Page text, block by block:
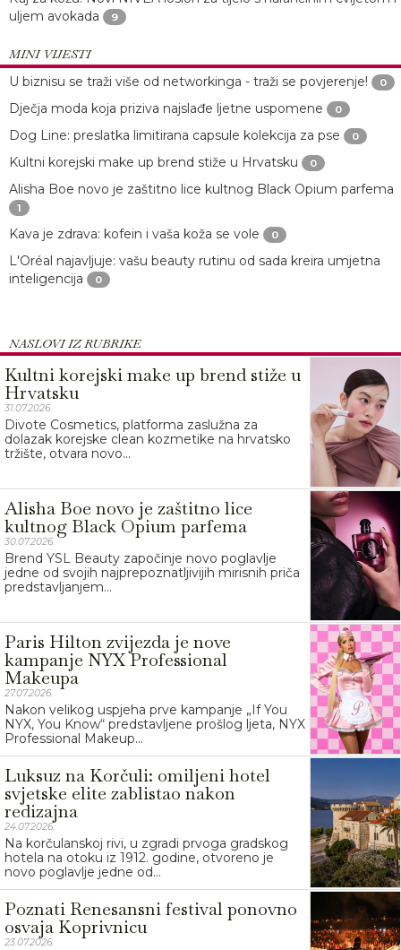
uljem avokada
9
MINI VIJESTI
U biznisu se traži više od networkinga - traži se povjerenje!
0
Dječja moda koja priziva najslađe ljetne uspomene 0
Dog Line: preslatka limitirana capsule kolekcija za pse 0
Kultni korejski make up brend stiže u Hrvatsku 0
Alisha Boe novo je zaštitno lice kultnog Black Opium parfema
1
Kava je zdrava: kofein i vaša koža se vole 0
L'Oréal najavljuje: vašu beauty rutinu od sada kreira umjetna
inteligencija
0
NASLOVI IZ RUBRIKE
Kultni korejski make up brend stiže u
Hrvatsku
31.07.2026.
Divote Cosmetics, platforma zaslužna za
dolazak korejske clean kozmetike na hrvatsko
tržište, otvara novo...
Alisha Boe novo je zaštitno lice
kultnog Black Opium parfema
30.07.2026.
Brend YSL Beauty započinje novo poglavlje
jedne od svojih najprepoznatljivijih mirisnih priča
predstavljanjem...
Paris Hilton zvijezda je nove
kampanje NYX Professional
Makeupa
27.07.2026.
Nakon velikog uspjeha prve kampanje „If You
NYX, You Know“ predstavljene prošlog ljeta, NYX
Professional Makeup...
Luksuz na Korčuli: omiljeni hotel
svjetske elite zablistao nakon
redizajna
24.07.2026.
Na korčulanskoj rivi, u zgradi prvoga gradskog
hotela na otoku iz 1912. godine, otvoreno je
novo poglavlje jedne od...
Poznati Renesansni festival ponovno
osvaja Koprivnicu
23.07.2026.